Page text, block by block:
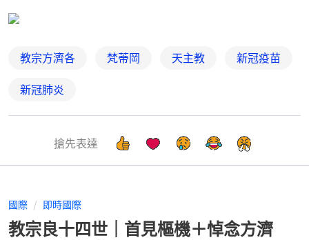
教宗方濟各 梵蒂岡 天主教 新冠疫苗
新冠肺炎
搶先表達
國際 即時國際
教宗良十四世｜首見樞機＋悼念方濟